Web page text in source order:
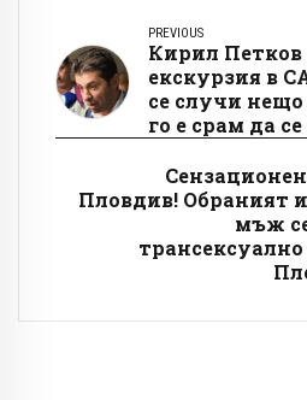
PREVIOUS
Кирил Петков
екскурзия в
се случи
го е срам да
Пловдив! Обраният
мъж